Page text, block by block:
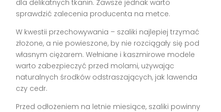
dla delikatnych tkanin. Zawsze jednak warto
sprawdzić zalecenia producenta na metce.
W kwestii przechowywania – szaliki najlepiej trzymać
złożone, a nie powieszone, by nie rozciągały się pod
własnym ciężarem. Wełniane i kaszmirowe modele
warto zabezpieczyć przed molami, używając
naturalnych środków odstraszających, jak lawenda
czy cedr.
Przed odłożeniem na letnie miesiące, szaliki powinny